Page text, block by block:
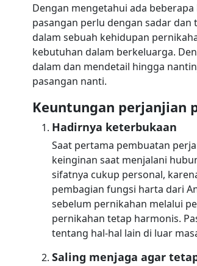
Dengan mengetahui ada
pasangan perlu dengan sadar
dalam sebuah kehidupan
kebutuhan dalam berkeluarga.
dalam dan mendetail hingga
pasangan nanti.
Keuntungan perjanjian
Hadirnya keterbukaan
Saat pertama pembuatan
keinginan saat menjalani
sifatnya cukup personal,
pembagian fungsi harta dari
sebelum pernikahan melalui
pernikahan tetap harmonis.
tentang hal-hal lain di luar
Saling menjaga agar